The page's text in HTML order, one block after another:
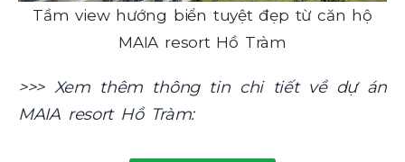
Tầm view hướng biển tuyệt đẹp từ căn hộ
MAIA resort Hồ Tràm
>>> Xem thêm thông tin chi tiết về dự án
MAIA resort Hồ Tràm: